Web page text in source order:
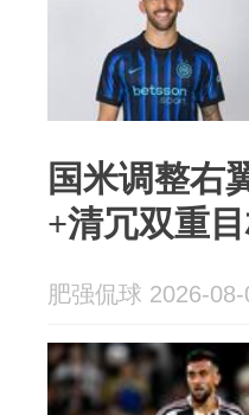
国米调整右
+清冗双重目
肥强侃球 2026-